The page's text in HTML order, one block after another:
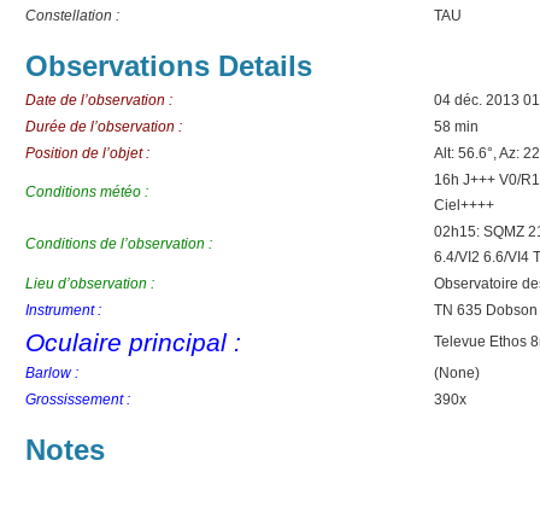
Constellation :
TAU
Observations Details
Date de l’observation :
04 déc. 2013
Durée de l’observation :
58 min
Position de l’objet :
Alt: 56.6°, Az:
Conditions météo :
16h J+++ V0/
Ciel++++
Conditions de l’observation :
02h15: SQMZ
6.4/VI2 6.6/VI4
Lieu d’observation :
Observatoire
Instrument :
TN 635
Oculaire principal :
Televue Ethos
Barlow :
(None)
Grossissement :
390x
Notes